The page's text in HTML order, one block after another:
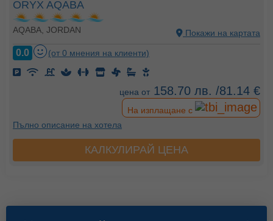
ORYX AQABA
AQABA, JORDAN Покажи на картата
0.0 (от 0 мнения на клиенти)
цена от 158.70 лв. /81.14 €
На изплащане с
Пълно описание на хотела
КАЛКУЛИРАЙ ЦЕНА